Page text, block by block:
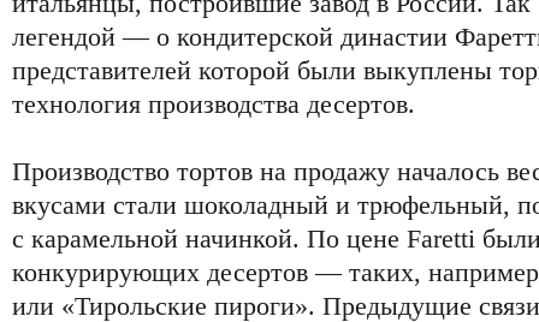
легендой — о кондитерской династии
представителей которой были выкуплены
технология производства десертов.
Производство тортов на продажу началось
вкусами стали шоколадный и трюфельный,
с карамельной начинкой. По цене Faretti
конкурирующих десертов — таких,
или «Тирольские пироги». Предыдущие